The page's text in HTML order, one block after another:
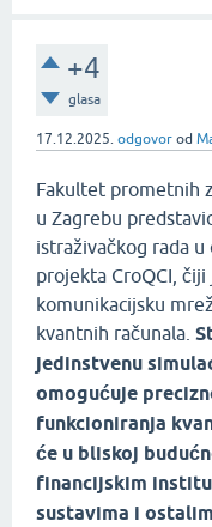
+4
glasa
17.12.2025. odgovor od
Fakultet prometnih
u Zagrebu
istraživačkog rada
projekta CroQCI,
komunikacijsku
kvantnih računala.
jedinstvenu
omogućuje
funkcioniranja
će u bliskoj
financijskim
sustavima i